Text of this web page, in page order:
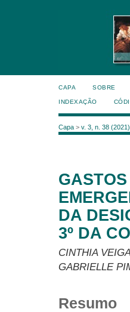
CAPA SOBRE
INDEXAÇÃO
Capa > v. 3, n. 38 (2021)
DA
3º DA
CINTHIA
GABRIELLE
Resumo